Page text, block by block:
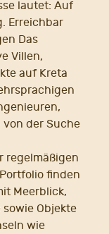
lautet: Auf
Erreichbar
Das
Villen,
auf Kreta
der Suche
regelmäßigen
finden
Meerblick,
Objekte
wie